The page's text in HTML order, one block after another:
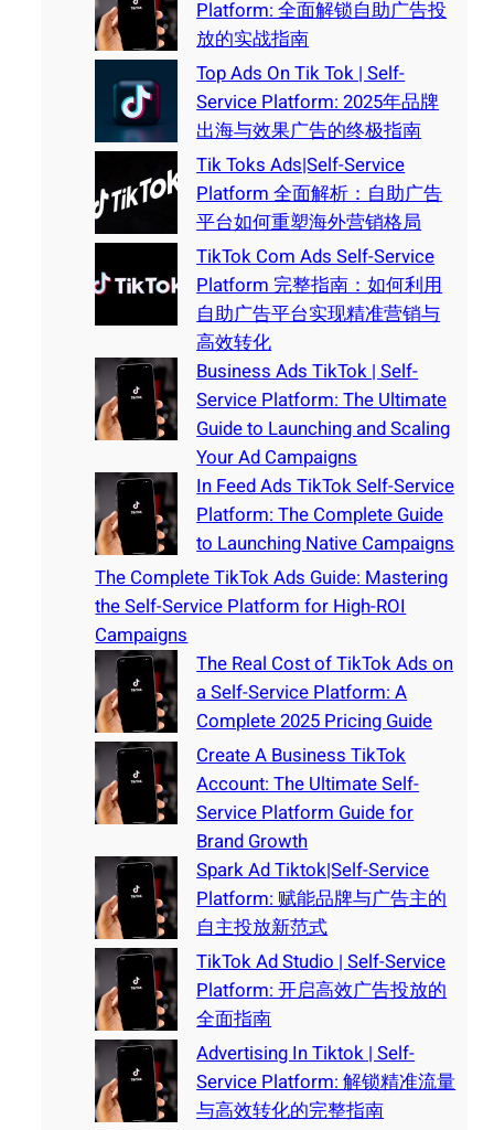
Platform: 全面解锁自助广告投
放的实战指南
Top Ads On Tik Tok | Self-
Service Platform: 2025年品牌
出海与效果广告的终极指南
Tik Toks Ads|Self-Service
Platform 全面解析：自助广告
平台如何重塑海外营销格局
TikTok Com Ads Self-Service
Platform 完整指南：如何利用
自助广告平台实现精准营销与
高效转化
Business Ads TikTok | Self-
Service Platform: The Ultimate
Guide to Launching and Scaling
Your Ad Campaigns
In Feed Ads TikTok Self-Service
Platform: The Complete Guide
to Launching Native Campaigns
The Complete TikTok Ads Guide: Mastering
the Self-Service Platform for High-ROI
Campaigns
The Real Cost of TikTok Ads on
a Self-Service Platform: A
Complete 2025 Pricing Guide
Create A Business TikTok
Account: The Ultimate Self-
Service Platform Guide for
Brand Growth
Spark Ad Tiktok|Self-Service
Platform: 赋能品牌与广告主的
自主投放新范式
TikTok Ad Studio | Self-Service
Platform: 开启高效广告投放的
全面指南
Advertising In Tiktok | Self-
Service Platform: 解锁精准流量
与高效转化的完整指南